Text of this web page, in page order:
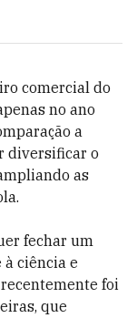
comercial do
no ano
a
diversificar o
as
fechar um
à ciência e
foi
que